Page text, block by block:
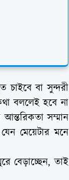
বা সুন্দরী
বললেই হবে না
সম্মান
মেয়েটার মনে
বেড়াচ্ছেন, তাই